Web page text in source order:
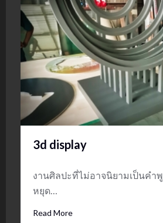
3d display
งานศิลปะที่ไม่อาจนิยามเป็นคำ
หยุด…
Read More